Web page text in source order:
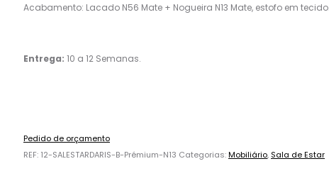
Acabamento: Lacado N56 Mate + Nogueira N13 Mate, estofo em tecido.
Entrega: 10 a 12 Semanas.
Pedido de orçamento
REF: 12-SALESTARDARIS-B-Prémium-N13 Categorias:Mobiliário, Sala de Estar